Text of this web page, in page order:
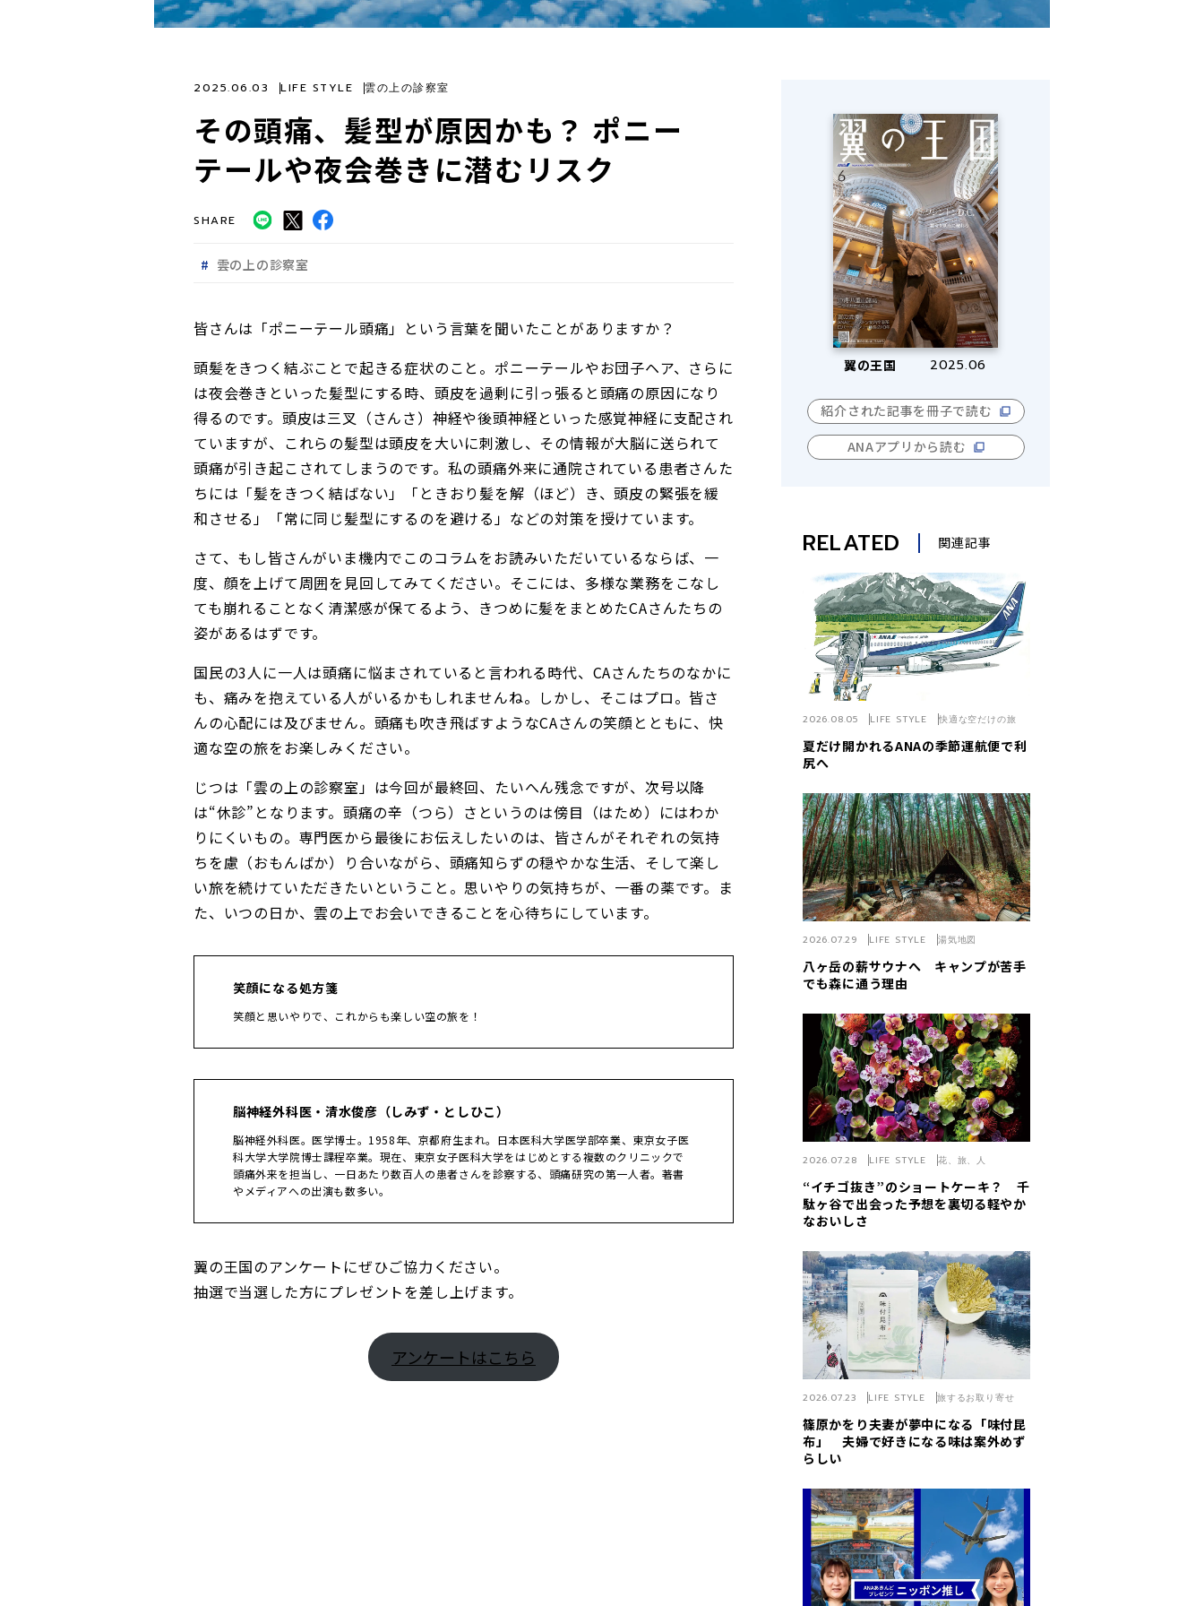
その頭痛、髪型が原因かも？ ポニー
テールや夜会巻きに潜むリスク
2025.06.03 LIFE STYLE 雲の上の診察室
SHARE
雲の上の診察室
皆さんは「ポニーテール頭痛」という言葉を聞いたことがありますか？
頭髪をきつく結ぶことで起きる症状のこと。ポニーテールやお団子ヘア、さらに
は夜会巻きといった髪型にする時、頭皮を過剰に引っ張ると頭痛の原因になり
得るのです。頭皮は三叉（さんさ）神経や後頭神経といった感覚神経に支配され
ていますが、これらの髪型は頭皮を大いに刺激し、その情報が大脳に送られて
頭痛が引き起こされてしまうのです。私の頭痛外来に通院されている患者さんた
ちには「髪をきつく結ばない」「ときおり髪を解（ほど）き、頭皮の緊張を緩
和させる」「常に同じ髪型にするのを避ける」などの対策を授けています。
さて、もし皆さんがいま機内でこのコラムをお読みいただいているならば、一
度、顔を上げて周囲を見回してみてください。そこには、多様な業務をこなし
ても崩れることなく清潔感が保てるよう、きつめに髪をまとめたCAさんたちの
姿があるはずです。
国民の3人に一人は頭痛に悩まされていると言われる時代、CAさんたちのなかに
も、痛みを抱えている人がいるかもしれませんね。しかし、そこはプロ。皆さ
んの心配には及びません。頭痛も吹き飛ばすようなCAさんの笑顔とともに、快
適な空の旅をお楽しみください。
じつは「雲の上の診察室」は今回が最終回、たいへん残念ですが、次号以降
は“休診”となります。頭痛の辛（つら）さというのは傍目（はため）にはわか
りにくいもの。専門医から最後にお伝えしたいのは、皆さんがそれぞれの気持
ちを慮（おもんばか）り合いながら、頭痛知らずの穏やかな生活、そして楽し
い旅を続けていただきたいということ。思いやりの気持ちが、一番の薬です。ま
た、いつの日か、雲の上でお会いできることを心待ちにしています。
笑顔になる処方箋
笑顔と思いやりで、これからも楽しい空の旅を！
脳神経外科医・清水俊彦（しみず・としひこ）
脳神経外科医。医学博士。1958年、京都府生まれ。日本医科大学医学部卒業、東京女子医
科大学大学院博士課程卒業。現在、東京女子医科大学をはじめとする複数のクリニックで
頭痛外来を担当し、一日あたり数百人の患者さんを診察する、頭痛研究の第一人者。著書
やメディアへの出演も数多い。
翼の王国のアンケートにぜひご協力ください。
抽選で当選した方にプレゼントを差し上げます。
アンケートはこちら
翼の王国 2025.06
紹介された記事を冊子で読む
ANAアプリから読む
RELATED 関連記事
夏だけ開かれるANAの季節運航便で利
尻へ
2026.08.05 LIFE STYLE 快適な空だけの旅
八ヶ岳の薪サウナへ キャンプが苦手
でも森に通う理由
2026.07.29 LIFE STYLE 湯気地図
“イチゴ抜き”のショートケーキ？ 千
駄ヶ谷で出会った予想を裏切る軽やか
なおいしさ
2026.07.28 LIFE STYLE 花、旅、人
篠原かをり夫妻が夢中になる「味付昆
布」 夫婦で好きになる味は案外めず
らしい
2026.07.23 LIFE STYLE 旅するお取り寄せ